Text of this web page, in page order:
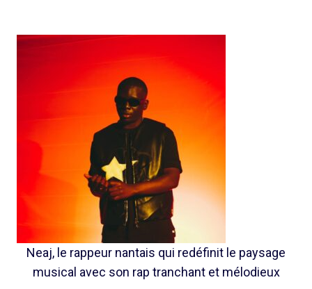
Neaj, le rappeur nantais qui redéfinit le paysage
musical avec son rap tranchant et mélodieux